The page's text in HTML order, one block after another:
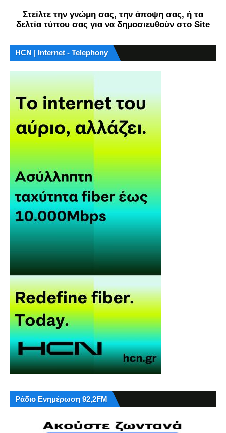
Στείλτε την γνώμη σας, την άποψη σας, ή τα
δελτία τύπου σας για να δημοσιευθούν στο Site
HCN | Internet - Telephony
Ράδιο Ενημέρωση 92,2FM